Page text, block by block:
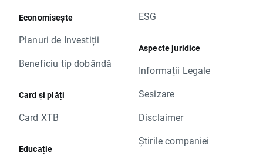
Economisește
Planuri de Investiții
Beneficiu tip dobândă
Card și plăți
Card XTB
Educație
ESG
Aspecte juridice
Informații Legale
Sesizare
Disclaimer
Știrile companiei